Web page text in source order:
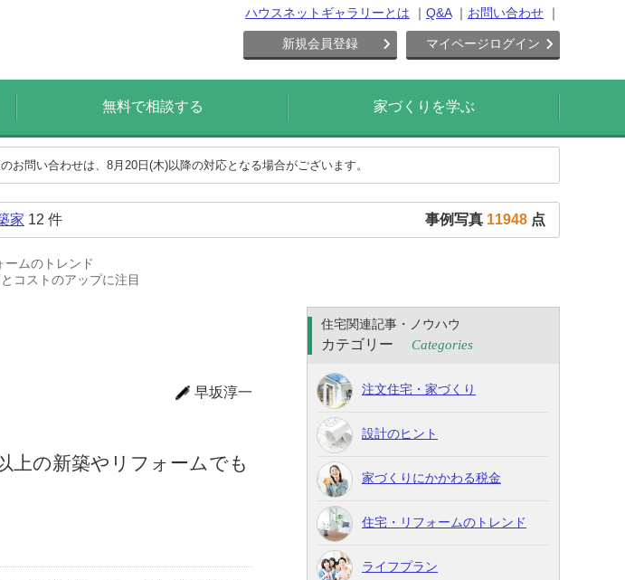
ハウスネットギャラリーとは Q&A お問い合わせ
新規会員登録 マイページログイン
無料で相談する 家づくりを学ぶ
お問い合わせは、8月20日(木)以降の対応となる場合がございます。
家 12 件 事例写真 11948 点
ームのトレンド
コストのアップに注目
早坂淳一
上の新築やリフォームでも
住宅関連記事・ノウハウ
カテゴリー Categories
注文住宅・家づくり
設計のヒント
家づくりにかかわる税金
住宅・リフォームのトレンド
ライフプラン